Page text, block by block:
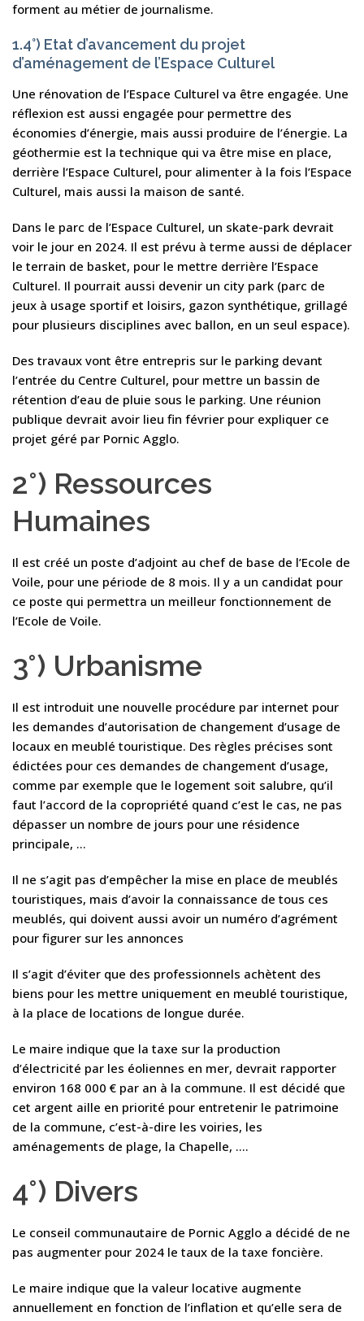
forment au métier de journalisme.
1.4°) Etat d’avancement du projet
d’aménagement de l’Espace Culturel
Une rénovation de l’Espace Culturel va être engagée. Une
réflexion est aussi engagée pour permettre des
économies d’énergie, mais aussi produire de l’énergie. La
géothermie est la technique qui va être mise en place,
derrière l’Espace Culturel, pour alimenter à la fois l’Espace
Culturel, mais aussi la maison de santé.
Dans le parc de l’Espace Culturel, un skate-park devrait
voir le jour en 2024. Il est prévu à terme aussi de déplacer
le terrain de basket, pour le mettre derrière l’Espace
Culturel. Il pourrait aussi devenir un city park (parc de
jeux à usage sportif et loisirs, gazon synthétique, grillagé
pour plusieurs disciplines avec ballon, en un seul espace).
Des travaux vont être entrepris sur le parking devant
l’entrée du Centre Culturel, pour mettre un bassin de
rétention d’eau de pluie sous le parking. Une réunion
publique devrait avoir lieu fin février pour expliquer ce
projet géré par Pornic Agglo.
2°) Ressources
Humaines
Il est créé un poste d’adjoint au chef de base de l’Ecole de
Voile, pour une période de 8 mois. Il y a un candidat pour
ce poste qui permettra un meilleur fonctionnement de
l’Ecole de Voile.
3°) Urbanisme
Il est introduit une nouvelle procédure par internet pour
les demandes d’autorisation de changement d’usage de
locaux en meublé touristique. Des règles précises sont
édictées pour ces demandes de changement d’usage,
comme par exemple que le logement soit salubre, qu’il
faut l’accord de la copropriété quand c’est le cas, ne pas
dépasser un nombre de jours pour une résidence
principale, …
Il ne s’agit pas d’empêcher la mise en place de meublés
touristiques, mais d’avoir la connaissance de tous ces
meublés, qui doivent aussi avoir un numéro d’agrément
pour figurer sur les annonces
Il s’agit d’éviter que des professionnels achètent des
biens pour les mettre uniquement en meublé touristique,
à la place de locations de longue durée.
Le maire indique que la taxe sur la production
d’électricité par les éoliennes en mer, devrait rapporter
environ 168 000 € par an à la commune. Il est décidé que
cet argent aille en priorité pour entretenir le patrimoine
de la commune, c’est-à-dire les voiries, les
aménagements de plage, la Chapelle, ….
4°) Divers
Le conseil communautaire de Pornic Agglo a décidé de ne
pas augmenter pour 2024 le taux de la taxe foncière.
Le maire indique que la valeur locative augmente
annuellement en fonction de l’inflation et qu’elle sera de